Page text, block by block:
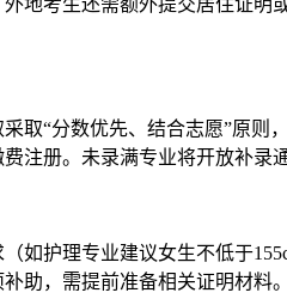
取“分数优先、结合志愿”原
注册。未录满专业将开放补录
护理专业建议女生不低于
助，需提前准备相关证明材